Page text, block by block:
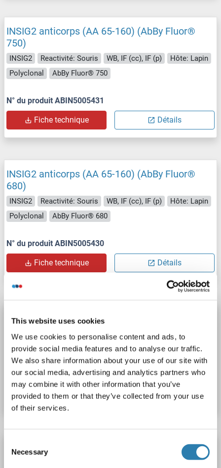
This website uses cookies
We use cookies to personalise content and ads, to
provide social media features and to analyse our traffic.
We also share information about your use of our site with
our social media, advertising and analytics partners who
may combine it with other information that you’ve
provided to them or that they’ve collected from your use
of their services.
Selection
Necessary
INSIG2 anticorps (AA 65-160) (AbBy Fluor®
750)
INSIG2 Reactivité: Souris WB, IF (cc), IF (p)
Hôte: Lapin
Polyclonal
AbBy Fluor® 750
N° du produit ABIN5005431
Fiche technique Détails
INSIG2 anticorps (AA 65-160) (AbBy Fluor®
680)
INSIG2 Reactivité: Souris WB, IF (cc), IF (p)
Hôte: Lapin
Polyclonal
AbBy Fluor® 680
N° du produit ABIN5005430
Fiche technique Détails
INSIG2 anticorps (AA 65-160) (Biotin)
INSIG2 Reactivité: Souris
WB, ELISA, IHC (fro), IHC (p)
Hôte: Lapin
Polyclonal Biotin
N° du produit ABIN719038
Fiche technique Détails
INSIG2 anticorps (AA 65-160) (Cy5)
Hôte: Lapin